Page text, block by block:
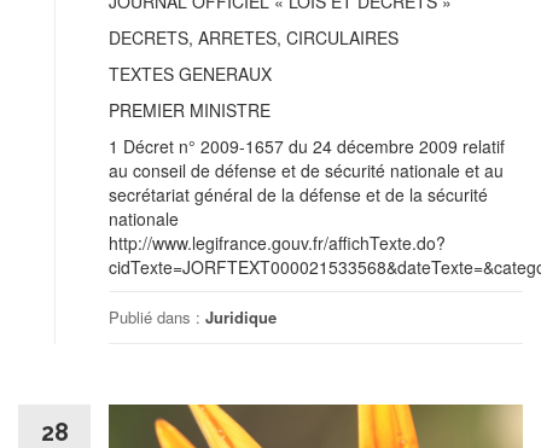
DECRETS, ARRETES, CIRCULAIRES
TEXTES GENERAUX
PREMIER MINISTRE
1 Décret n° 2009-1657 du 24 décembre 2009 relatif
au conseil de défense et de sécurité nationale et au
secrétariat général de la défense et de la sécurité
nationale
http://www.legifrance.gouv.fr/affichTexte.do?
Publié dans : Juridique
28